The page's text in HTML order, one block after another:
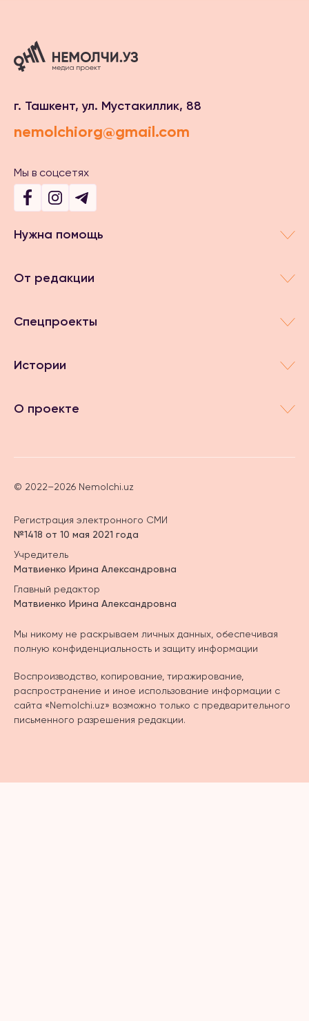
г. Ташкент, ул. Мустакиллик, 88
nemolchiorg@gmail.com
Мы в соцсетях
Нужна помощь
От редакции
Спецпроекты
Истории
О проекте
© 2022–2026 Nemolchi.uz
Регистрация электронного СМИ
№1418 от 10 мая 2021 года
Учредитель
Матвиенко Ирина Александровна
Главный редактор
Матвиенко Ирина Александровна
Мы никому не раскрываем личных данных, обеспечивая
полную конфиденциальность и защиту информации
Воспроизводство, копирование, тиражирование,
распространение и иное использование информации с
сайта «Nemolchi.uz» возможно только с предварительного
письменного разрешения редакции.